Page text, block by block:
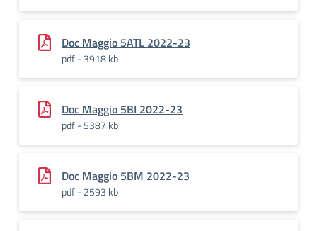
Doc Maggio 5ATL 2022-23
pdf - 3918 kb
Doc Maggio 5BI 2022-23
pdf - 5387 kb
Doc Maggio 5BM 2022-23
pdf - 2593 kb